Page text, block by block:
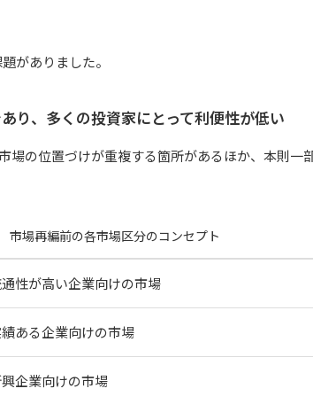
がありました。
り、多くの投資家にとって利便性が低い
場の位置づけが重複する箇所があるほか、本則一
市場再編前の各市場区分のコンセプト
性が高い企業向けの市場
ある企業向けの市場
企業向けの市場